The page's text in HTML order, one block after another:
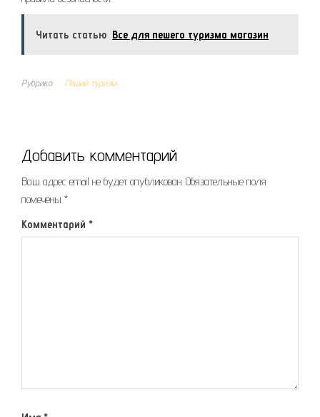
Читать статью Все для пешего туризма магазин
Рубрика Пеший туризм
Добавить комментарий
Ваш адрес email не будет опубликован. Обязательные поля
помечены *
Комментарий *